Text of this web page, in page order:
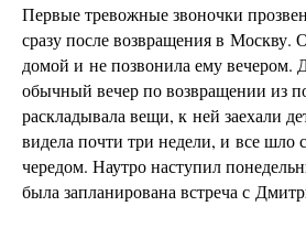
Первые тревожные звоночки
сразу после возвращения в Москву.
домой и не позвонила ему вечером.
обычный вечер по возвращении из
раскладывала вещи, к ней заехали
видела почти три недели, и все
чередом. Наутро наступил
была запланирована встреча с